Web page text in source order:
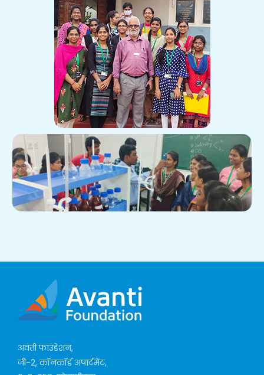
अवंती फाउंडेशन,
जी-2, कॉनकॉर्ड अपार्टमेंट,